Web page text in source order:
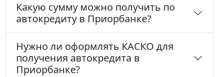
Какую сумму можно получить по
автокредиту в Приорбанке?
Нужно ли оформлять КАСКО для
получения автокредита в
Приорбанке?